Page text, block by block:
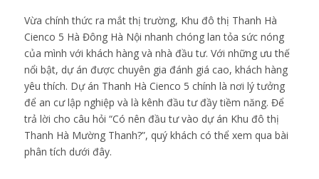
Vừa chính thức ra mắt thị trường, Khu đô thị Thanh Hà
Cienco 5 Hà Đông Hà Nội nhanh chóng lan tỏa sức nóng
của mình với khách hàng và nhà đầu tư. Với những ưu thế
nổi bật, dự án được chuyên gia đánh giá cao, khách hàng
yêu thích. Dự án Thanh Hà Cienco 5 chính là nơi lý tưởng
để an cư lập nghiệp và là kênh đầu tư đầy tiềm năng. Để
trả lời cho câu hỏi “Có nên đầu tư vào dự án Khu đô thị
Thanh Hà Mường Thanh?”, quý khách có thể xem qua bài
phân tích dưới đây.